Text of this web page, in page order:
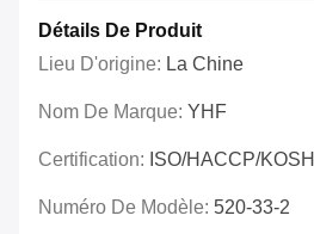
Détails De Produit
Lieu D'origine: La Chine
Nom De Marque: YHF
Certification: ISO/HACCP/
Numéro De Modèle: 520-33-2